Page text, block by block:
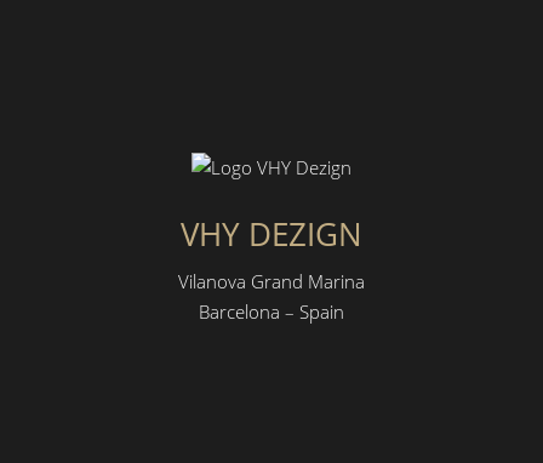
VHY DEZIGN
Vilanova Grand Marina
Barcelona – Spain